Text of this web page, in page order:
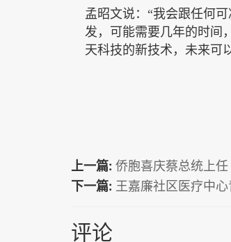
孟昭文说： “我会跟任何
发，可能需要几年的时间
天科技的新技术，未来可
上一篇: 侨胞喜庆蔡总统上任
下一篇: 王嘉廉社区医疗中
评论